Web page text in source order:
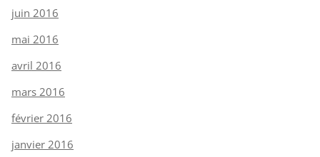
juin 2016
mai 2016
avril 2016
mars 2016
février 2016
janvier 2016